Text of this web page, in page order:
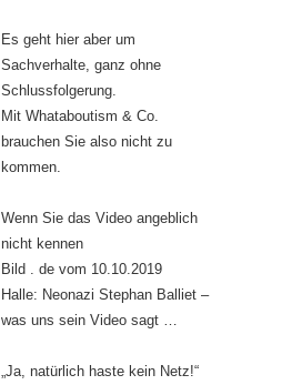
Es geht hier aber um
Sachverhalte, ganz ohne
Schlussfolgerung.
Mit Whataboutism & Co.
brauchen Sie also nicht zu
kommen.
Wenn Sie das Video angeblich
nicht kennen
Bild . de vom 10.10.2019
Halle: Neonazi Stephan Balliet –
was uns sein Video sagt …
„Ja, natürlich haste kein Netz!“